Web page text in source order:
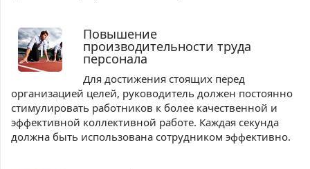
Повышение
производительности труда
персонала
Для достижения стоящих перед
организацией целей, руководитель должен постоянно
стимулировать работников к более качественной и
эффективной коллективной работе. Каждая секунда
должна быть использована сотрудником эффективно.